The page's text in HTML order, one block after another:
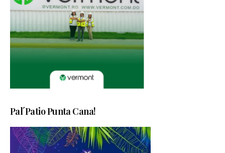
Pal´Patio Punta Cana!